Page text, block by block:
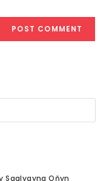
Saglygyna Oňyn